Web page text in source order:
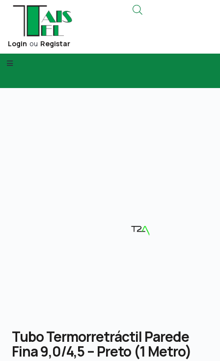
Login ou Registar
Tubo Termorretráctil Parede
Fina 9,0/4,5 – Preto (1 Metro)